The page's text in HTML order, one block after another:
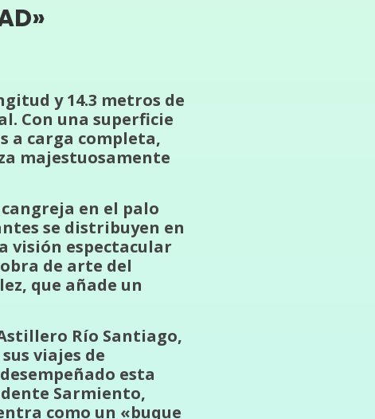
y 14.3 metros de
Con una superficie
a carga completa,
majestuosamente
en el palo
se distribuyen en
visión espectacular
de arte del
que añade un
Río Santiago,
viajes de
esta
Sarmiento,
como un «buque